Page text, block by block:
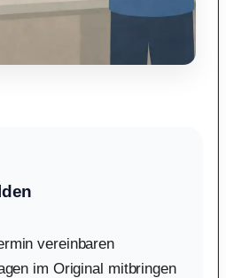
vereinbaren
im Original mitbringen